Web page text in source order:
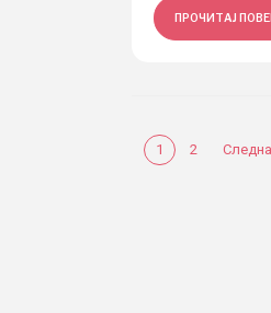
ПРОЧИТАЈ
1 2 Следна